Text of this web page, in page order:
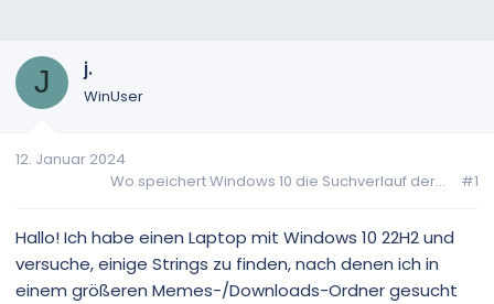
J j.
WinUser
12. Januar 2024
Wo speichert Windows 10 die Suchverlauf der...
#1
Hallo! Ich habe einen Laptop mit Windows 10 22H2 und
versuche, einige Strings zu finden, nach denen ich in
einem größeren Memes-/Downloads-Ordner gesucht